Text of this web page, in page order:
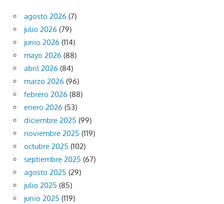
agosto 2026 (7)
julio 2026 (79)
junio 2026 (114)
mayo 2026 (88)
abril 2026 (84)
marzo 2026 (96)
febrero 2026 (88)
enero 2026 (53)
diciembre 2025 (99)
noviembre 2025 (119)
octubre 2025 (102)
septiembre 2025 (67)
agosto 2025 (29)
julio 2025 (85)
junio 2025 (119)